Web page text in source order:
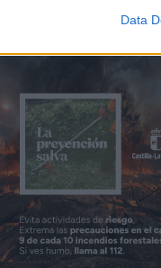
Data
nivel durante todo el